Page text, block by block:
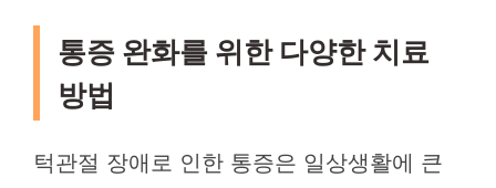
통증 완화를 위한 다양한 치료
방법
턱관절 장애로 인한 통증은 일상생활에 큰